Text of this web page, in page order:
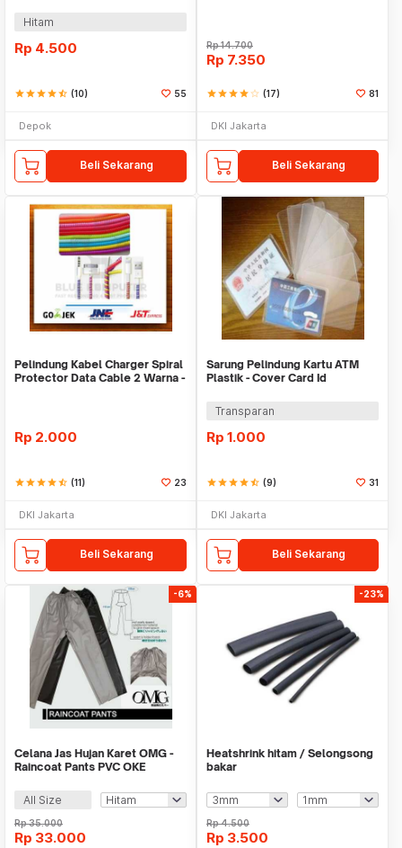
Hitam
Rp 4.500
starstarstarstarstar_half (10) 55
Depok
Beli Sekarang
Rp14.700
Rp 7.350
starstarstarstarstar_border (17) 81
DKI Jakarta
Beli Sekarang
Pelindung Kabel Charger Spiral
Protector Data Cable 2 Warna -
Rp 2.000
starstarstarstarstar_half (11) 23
DKI Jakarta
Beli Sekarang
Sarung Pelindung Kartu ATM
Plastik - Cover Card Id
Transparan
Rp 1.000
starstarstarstarstar_half (9) 31
DKI Jakarta
Beli Sekarang
-6%
Celana Jas Hujan Karet OMG -
Raincoat Pants PVC OKE
All Size
Rp35.000
Rp 33.000
-23%
Heatshrink hitam / Selongsong
bakar
Rp4.500
Rp 3.500